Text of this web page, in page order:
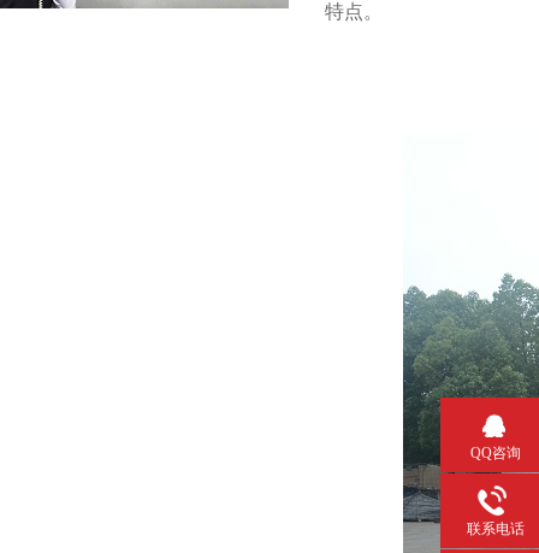
特点。
QQ咨询
联系电话